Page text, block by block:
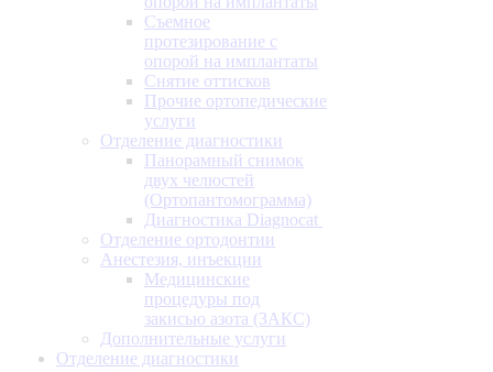
Съемное
протезирование с
опорой на имплантаты
Снятие оттисков
Прочие ортопедические
услуги
Отделение диагностики
Панорамный снимок
двух челюстей
(Ортопантомограмма)
Диагностика Diagnocat
Отделение ортодонтии
Анестезия, инъекции
Медицинские
процедуры под
закисью азота (ЗАКС)
Дополнительные услуги
Отделение диагностики